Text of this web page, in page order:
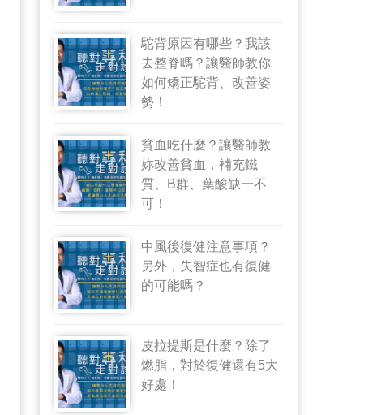
駝背原因有哪些？我該
去整脊嗎？讓醫師教你
如何矯正駝背、改善姿
勢！
貧血吃什麼？讓醫師教
妳改善貧血，補充鐵
質、B群、葉酸缺一不
可！
中風後復健注意事項？
另外，失智症也有復健
的可能嗎？
皮拉提斯是什麼？除了
燃脂，對於復健還有5大
好處！